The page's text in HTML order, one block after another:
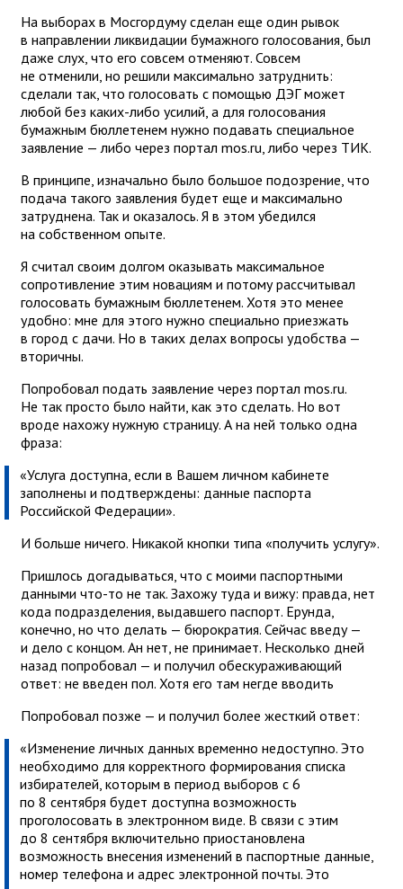
На выборах в Мосгордуму сделан еще один рывок
в направлении ликвидации бумажного голосования, был
даже слух, что его совсем отменяют. Совсем
не отменили, но решили максимально затруднить:
сделали так, что голосовать с помощью ДЭГ может
любой без каких-либо усилий, а для голосования
бумажным бюллетенем нужно подавать специальное
заявление — либо через портал mos.ru, либо через ТИК.
В принципе, изначально было большое подозрение, что
подача такого заявления будет еще и максимально
затруднена. Так и оказалось. Я в этом убедился
на собственном опыте.
Я считал своим долгом оказывать максимальное
сопротивление этим новациям и потому рассчитывал
голосовать бумажным бюллетенем. Хотя это менее
удобно: мне для этого нужно специально приезжать
в город с дачи. Но в таких делах вопросы удобства —
вторичны.
Попробовал подать заявление через портал mos.ru.
Не так просто было найти, как это сделать. Но вот
вроде нахожу нужную страницу. А на ней только одна
фраза:
«Услуга доступна, если в Вашем личном кабинете
заполнены и подтверждены: данные паспорта
Российской Федерации».
И больше ничего. Никакой кнопки типа «получить услугу».
Пришлось догадываться, что с моими паспортными
данными что-то не так. Захожу туда и вижу: правда, нет
кода подразделения, выдавшего паспорт. Ерунда,
конечно, но что делать — бюрократия. Сейчас введу —
и дело с концом. Ан нет, не принимает. Несколько дней
назад попробовал — и получил обескураживающий
ответ: не введен пол. Хотя его там негде вводить
Попробовал позже — и получил более жесткий ответ:
«Изменение личных данных временно недоступно. Это
необходимо для корректного формирования списка
избирателей, которым в период выборов с 6
по 8 сентября будет доступна возможность
проголосовать в электронном виде. В связи с этим
до 8 сентября включительно приостановлена
возможность внесения изменений в паспортные данные,
номер телефона и адрес электронной почты. Это